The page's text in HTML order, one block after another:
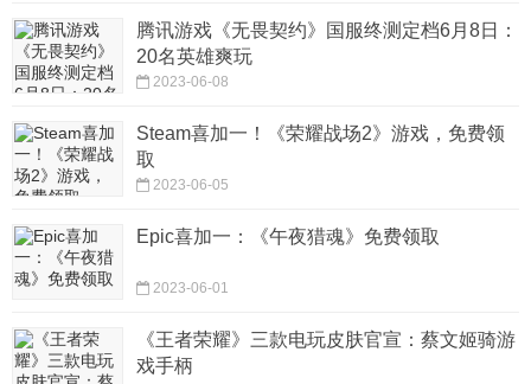
腾讯游戏《无畏契约》国服终测定档6月8日：
20名英雄爽玩
2023-06-08
Steam喜加一！《荣耀战场2》游戏，免费领
取
2023-06-05
Epic喜加一：《午夜猎魂》免费领取
2023-06-01
《王者荣耀》三款电玩皮肤官宣：蔡文姬骑游
戏手柄